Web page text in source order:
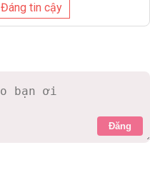
Đáng tin cậy
Đăng